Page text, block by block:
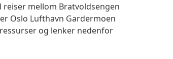
mellom Bratvoldsengen
Oslo Lufthavn Gardermoen
og lenker nedenfor